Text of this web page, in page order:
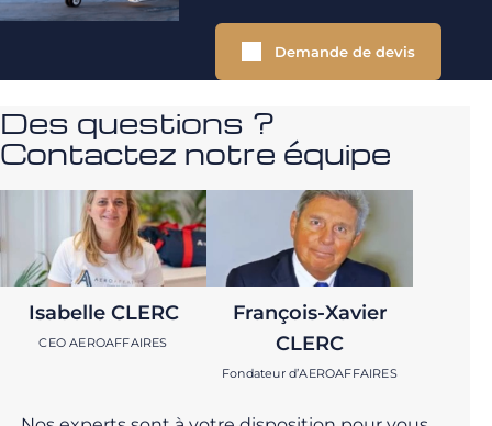
Demande de devis
Des questions ?
Contactez notre équipe
Isabelle CLERC
CEO AEROAFFAIRES
François-Xavier
CLERC
Fondateur d’AEROAFFAIRES